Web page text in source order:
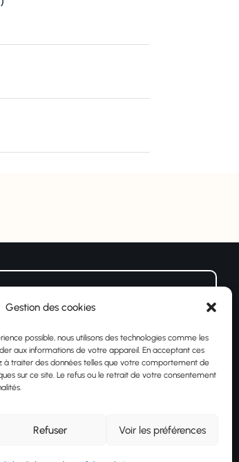
Gestion des cookies
possible, nous utilisons des technologies comme les
aux informations de votre appareil. En acceptant ces
à traiter des données telles que votre comportement de
sur ce site. Le refus ou le retrait de votre consentement
Refuser Voir les préférences
que mon adresse soit utilisée